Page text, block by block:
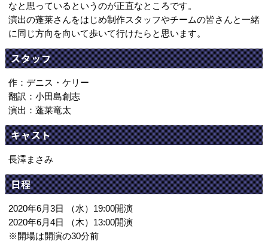
なと思っているというのが正直なところです。
演出の蓬莱さんをはじめ制作スタッフやチームの皆さんと一緒
に同じ方向を向いて歩いて行けたらと思います。
スタッフ
作：デニス・ケリー
翻訳：小田島創志
演出：蓬莱竜太
キャスト
長澤まさみ
日程
2020年6月3日 （水）19:00開演
2020年6月4日 （木）13:00開演
※開場は開演の30分前